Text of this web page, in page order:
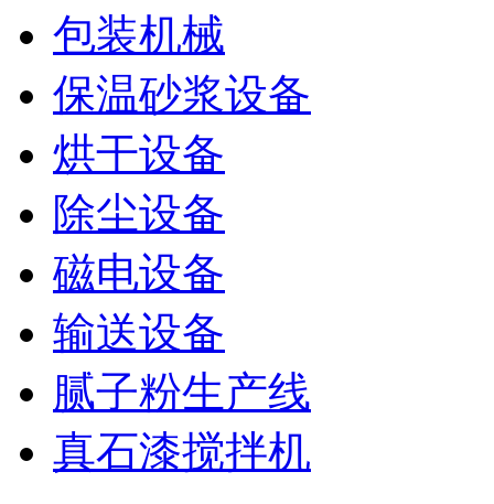
包装机械
保温砂浆设备
烘干设备
除尘设备
磁电设备
输送设备
腻子粉生产线
真石漆搅拌机